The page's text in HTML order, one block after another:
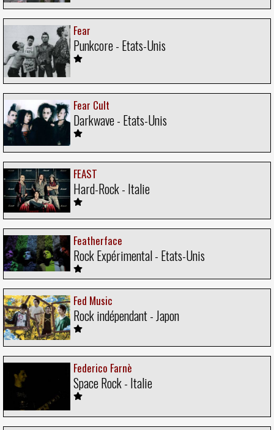
Fear
Punkcore - Etats-Unis
Fear Cult
Darkwave - Etats-Unis
FEAST
Hard-Rock - Italie
Featherface
Rock Expérimental - Etats-Unis
Fed Music
Rock indépendant - Japon
Federico Farnè
Space Rock - Italie